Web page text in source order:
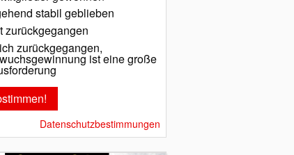
stabil geblieben
zurückgegangen
zurückgegangen,
ist eine große
Datenschutzbestimmungen